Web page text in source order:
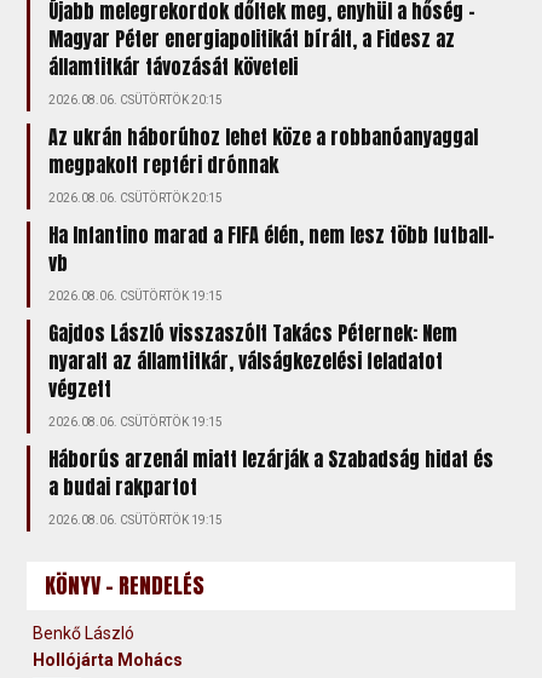
Újabb melegrekordok dőltek meg, enyhül a hőség –
Magyar Péter energiapolitikát bírált, a Fidesz az
államtitkár távozását követeli
2026.08.06. CSÜTÖRTÖK 20:15
Az ukrán háborúhoz lehet köze a robbanóanyaggal
megpakolt reptéri drónnak
2026.08.06. CSÜTÖRTÖK 20:15
Ha Infantino marad a FIFA élén, nem lesz több futball-
vb
2026.08.06. CSÜTÖRTÖK 19:15
Gajdos László visszaszólt Takács Péternek: Nem
nyaralt az államtitkár, válságkezelési feladatot
végzett
2026.08.06. CSÜTÖRTÖK 19:15
Háborús arzenál miatt lezárják a Szabadság hidat és
a budai rakpartot
2026.08.06. CSÜTÖRTÖK 19:15
KÖNYV - RENDELÉS
Benkő László
Hollójárta Mohács